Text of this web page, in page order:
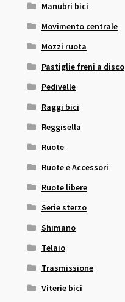
Manubri bici
Movimento centrale
Mozzi ruota
Pastiglie freni a disco
Pedivelle
Raggi bici
Reggisella
Ruote
Ruote e Accessori
Ruote libere
Serie sterzo
Shimano
Telaio
Trasmissione
Viterie bici